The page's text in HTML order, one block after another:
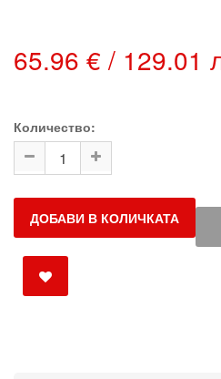
65.96 € / 129.01
Количество:
ДОБАВИ В КОЛИЧКАТА